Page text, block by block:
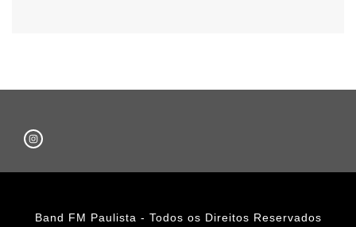
Band FM Paulista - Todos os Direitos Reservados